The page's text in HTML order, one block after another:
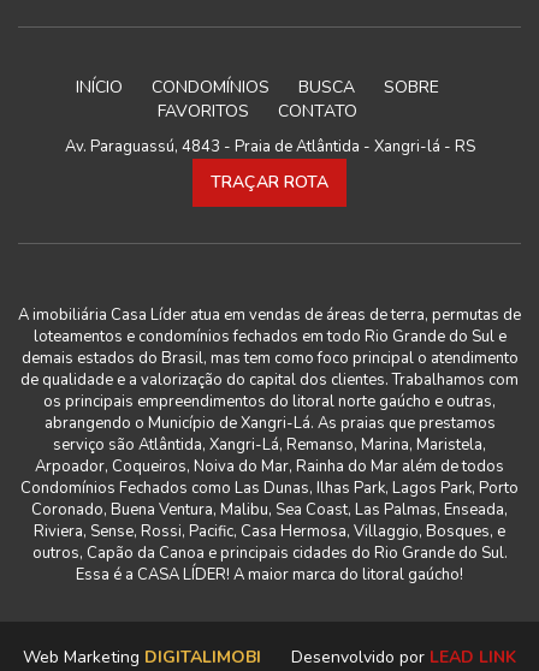
INÍCIO CONDOMÍNIOS BUSCA
SOBRE
FAVORITOS
CONTATO
Av. Paraguassú, 4843 - Praia de Atlântida - Xangri-lá - RS
TRAÇAR ROTA
A imobiliária Casa Líder atua em vendas de áreas de terra, permutas de
loteamentos e condomínios fechados em todo Rio Grande do Sul e
demais estados do Brasil, mas tem como foco principal o atendimento
de qualidade e a valorização do capital dos clientes. Trabalhamos com
os principais empreendimentos do litoral norte gaúcho e outras,
abrangendo o Município de Xangri-Lá. As praias que prestamos
serviço são Atlântida, Xangri-Lá, Remanso, Marina, Maristela,
Arpoador, Coqueiros, Noiva do Mar, Rainha do Mar além de todos
Condomínios Fechados como Las Dunas, Ilhas Park, Lagos Park, Porto
Coronado, Buena Ventura, Malibu, Sea Coast, Las Palmas, Enseada,
Riviera, Sense, Rossi, Pacific, Casa Hermosa, Villaggio, Bosques, e
outros, Capão da Canoa e principais cidades do Rio Grande do Sul.
Essa é a CASA LÍDER! A maior marca do litoral gaúcho!
Web Marketing DIGITALIMOBI Desenvolvido por LEAD LINK